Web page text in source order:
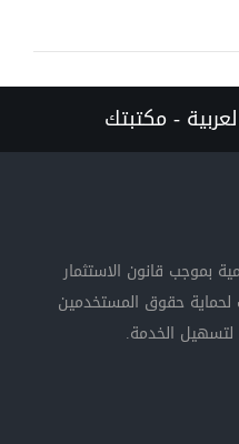
- مكتبتك
بموجب قانون الاستثمار
(17) لسنة 2015 وذلك لحماية حقوق المستخدمين
الخدمة.